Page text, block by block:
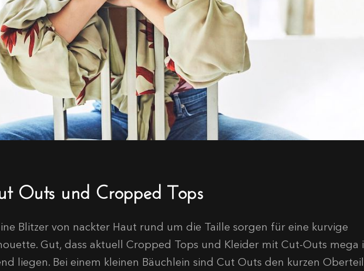
Outs und Cropped Tops
Blitzer von nackter Haut rund um die Taille sorgen für eine kurvige
Gut, dass aktuell Cropped Tops und Kleider mit Cut-Outs mega
liegen. Bei einem kleinen Bäuchlein sind Cut Outs den kurzen